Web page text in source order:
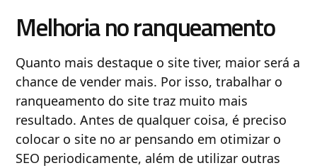
Melhoria no ranqueamento
Quanto mais destaque o site tiver, maior será a
chance de vender mais. Por isso, trabalhar o
ranqueamento do site traz muito mais
resultado. Antes de qualquer coisa, é preciso
colocar o site no ar pensando em otimizar o
SEO periodicamente, além de utilizar outras